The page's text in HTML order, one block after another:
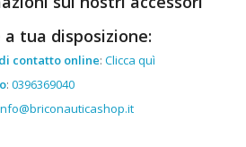
tua disposizione:
contatto online: Clicca quì
: 0396369040